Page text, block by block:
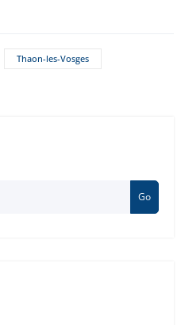
Thaon-les-Vosges
Go